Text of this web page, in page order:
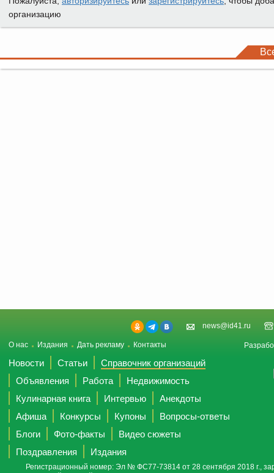
организацию
news@id41.ru
О нас Издания Дать рекламу Контакты
Новости Статьи
Справочник организаций
Объявления
Работа
Недвижимость
Кулинарная книга
Интервью
Анекдоты
Афиша
Конкурсы Купоны
Вопросы-ответы
Блоги
Фото-факты
Видео сюжеты
Поздравления
Издания
Регистрационный номер: Эл № ФС77-73814 от 28 сентября 2018 г.,